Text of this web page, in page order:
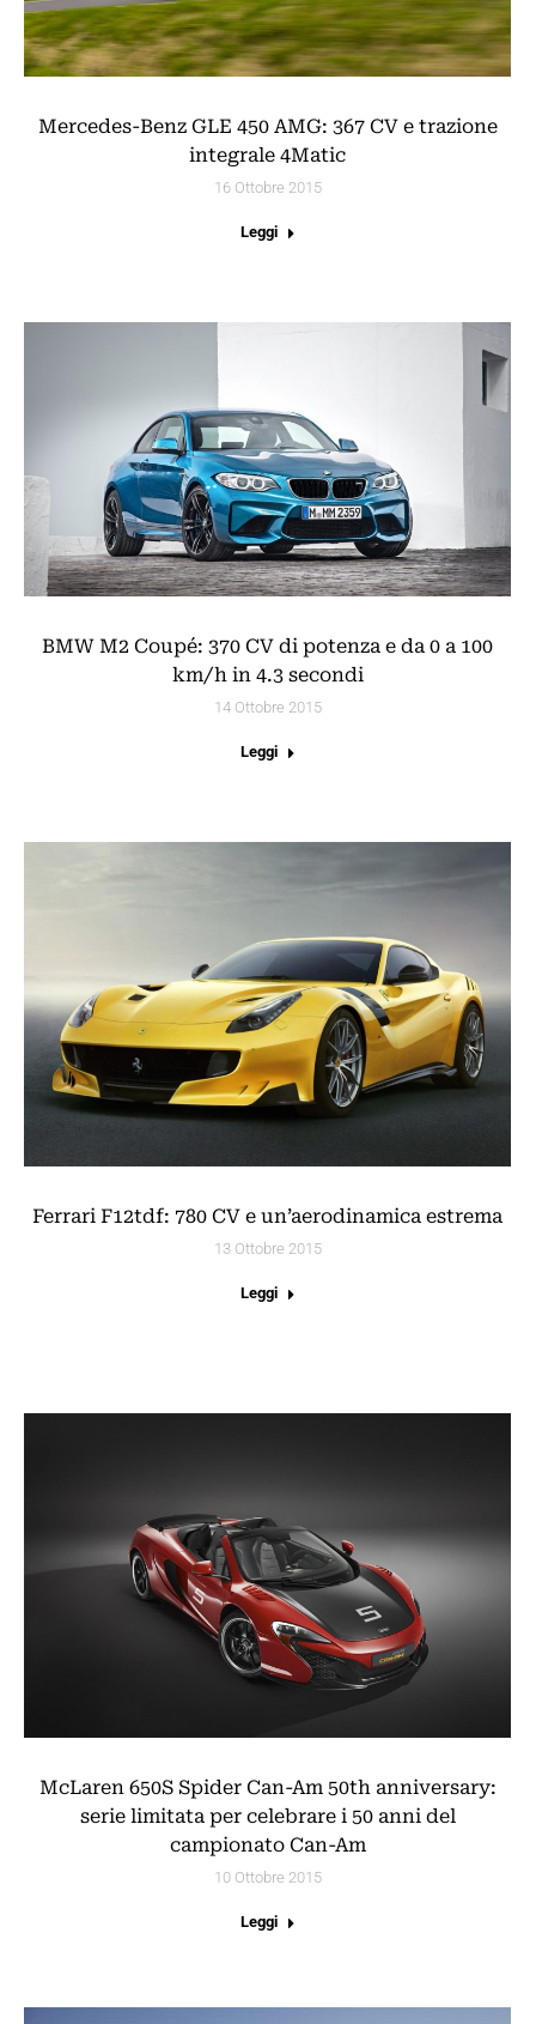
Mercedes-Benz GLE 450 AMG: 367 CV e trazione
integrale 4Matic
16 Ottobre 2015
Leggi
BMW M2 Coupé: 370 CV di potenza e da 0 a 100
km/h in 4.3 secondi
14 Ottobre 2015
Leggi
Ferrari F12tdf: 780 CV e un’aerodinamica estrema
13 Ottobre 2015
Leggi
McLaren 650S Spider Can-Am 50th anniversary:
serie limitata per celebrare i 50 anni del
campionato Can-Am
10 Ottobre 2015
Leggi